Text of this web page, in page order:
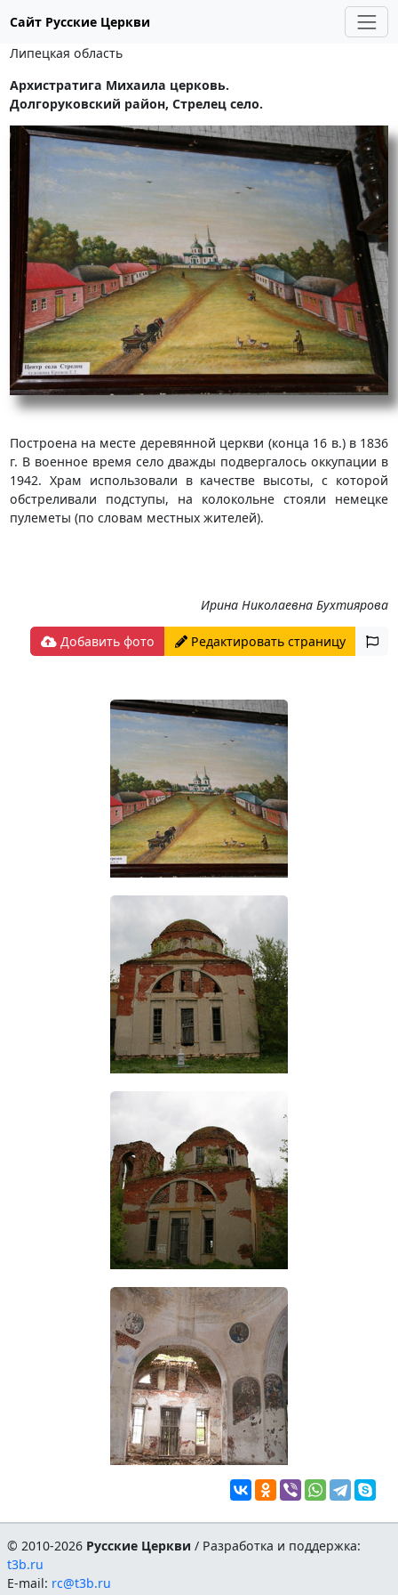
Сайт Русские Церкви
Липецкая область
Архистратига Михаила церковь.
Долгоруковский район, Стрелец село.
Построена на месте деревянной церкви (конца 16 в.) в 1836
г. В военное время село дважды подвергалось оккупации в
1942. Храм использовали в качестве высоты, с которой
обстреливали подступы, на колокольне стояли немецке
пулеметы (по словам местных жителей).
Ирина Николаевна Бухтиярова
Добавить фото Редактировать страницу
© 2010-2026 Русские Церкви / Разработка и поддержка:
t3b.ru
E-mail: rc@t3b.ru